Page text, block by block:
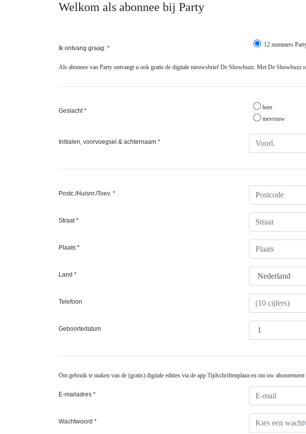
Welkom als abonnee bij Party
Ik ontvang graag: * 12 nummers
Als abonnee van Party ontvangt u ook gratis de digitale nieuwsbrief De Showbuzz. Met De Showbuzz
Geslacht *
heer
mevrouw
Initialen, voorvoegsel & achternaam *
Postc./Huisnr./Toev. *
Straat *
Plaats *
Land *
Telefoon
Geboortedatum
Om gebruik te maken van de (gratis) digitale edities via de app Tijdschriftenplaza en om uw
E-mailadres *
Wachtwoord *